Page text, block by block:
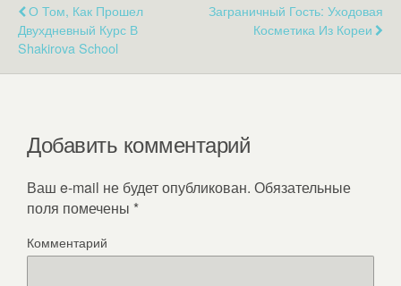
О Том, Как Прошел
Двухдневный Курс В
Shakirova School
Заграничный Гость: Уходовая
Косметика Из Кореи
Добавить комментарий
Ваш e-mail не будет опубликован. Обязательные
поля помечены *
Комментарий